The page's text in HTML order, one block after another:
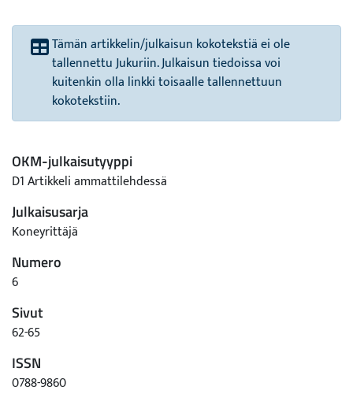
Tämän artikkelin/julkaisun kokotekstiä ei ole
tallennettu Jukuriin. Julkaisun tiedoissa voi
kuitenkin olla linkki toisaalle tallennettuun
kokotekstiin.
OKM-julkaisutyyppi
D1 Artikkeli ammattilehdessä
Julkaisusarja
Koneyrittäjä
Numero
6
Sivut
62-65
ISSN
0788-9860